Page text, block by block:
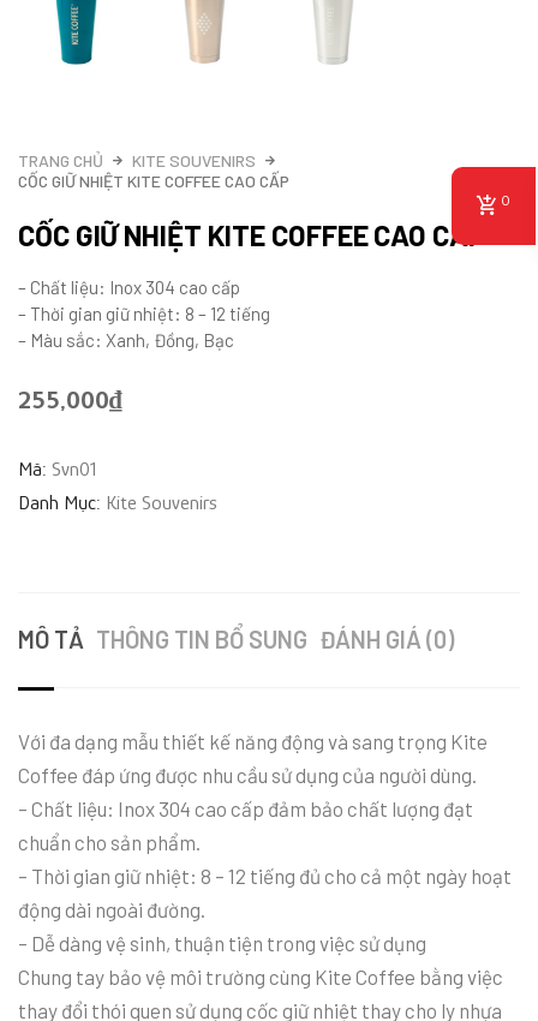
TRANG CHỦ
KITE SOUVENIRS
CỐC GIỮ NHIỆT KITE COFFEE CAO CẤP
CỐC GIỮ NHIỆT KITE COFFEE CAO CẤP
– Chất liệu: Inox 304 cao cấp
– Thời gian giữ nhiệt: 8 – 12 tiếng
– Màu sắc: Xanh, Đồng, Bạc
255,000₫
Mã: Svn01
Danh Mục: Kite Souvenirs
MÔ TẢ THÔNG TIN BỔ SUNG ĐÁNH GIÁ (0)
Với đa dạng mẫu thiết kế năng động và sang trọng Kite
Coffee đáp ứng được nhu cầu sử dụng của người dùng.
– Chất liệu: Inox 304 cao cấp đảm bảo chất lượng đạt
chuẩn cho sản phẩm.
– Thời gian giữ nhiệt: 8 – 12 tiếng đủ cho cả một ngày hoạt
động dài ngoài đường.
– Dễ dàng vệ sinh, thuận tiện trong việc sử dụng
Chung tay bảo vệ môi trường cùng Kite Coffee bằng việc
thay đổi thói quen sử dụng cốc giữ nhiệt thay cho ly nhựa
0